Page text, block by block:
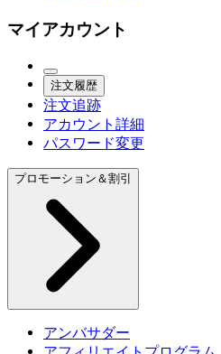
マイアカウント
注文履歴
注文追跡
アカウント詳細
パスワード変更
プロモーション＆割引
アンバサダー